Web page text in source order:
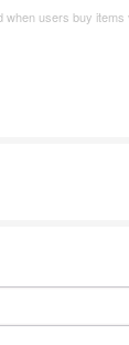
when users buy items